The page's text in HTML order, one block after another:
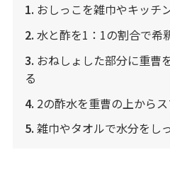
1. おしっこを雑巾やキッチ
2. 水と酢を1：1の割合で希
3. おねしょした部分に重曹
る
4. 2の酢水を重曹の上から
5. 雑巾やタオルで水分をし